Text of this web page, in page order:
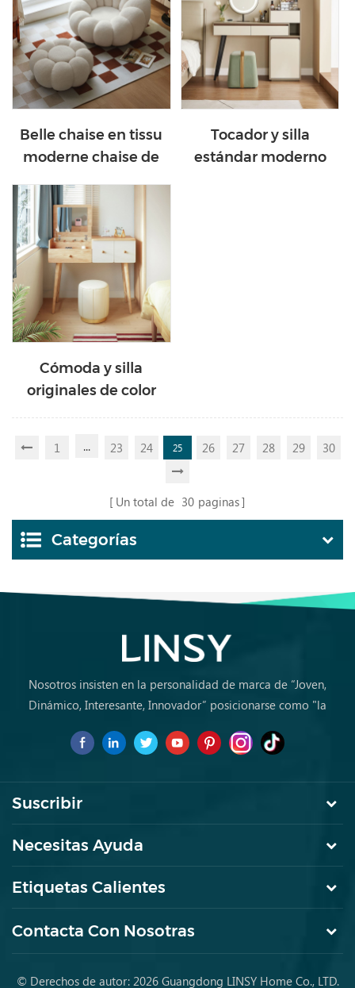
Belle chaise en tissu
moderne chaise de
conception nordique
TDY109
Tocador y silla
estándar moderno
Cómoda y silla
originales de color
1 ... 23 24 25 26 27 28 29 30
Un total de 30 paginas
Categorías
Nosotros insisten en la personalidad de marca de “Joven,
Dinámico, Interesante, Innovador” posicionarse como "la
por primera vez.
Suscribir
Necesitas Ayuda
Etiquetas Calientes
Contacta Con Nosotras
© Derechos de autor: 2026 Guangdong LINSY Home Co., LTD.